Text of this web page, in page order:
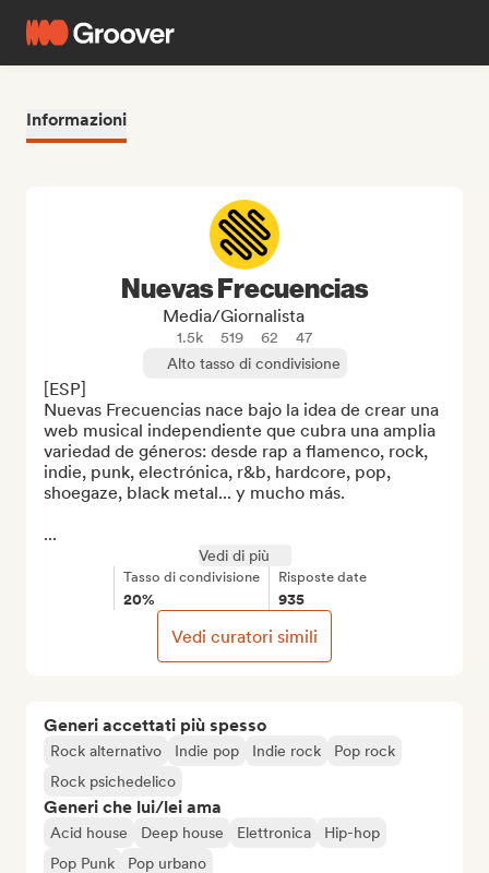
Informazioni
Generi accettati più spesso
Rock alternativo Indie pop Indie rock
Pop rock
Rock psichedelico
Generi che lui/lei ama
Acid house Deep house Elettronica
Hip-hop
Pop Punk
Pop urbano
Nuevas Frecuencias
Media/Giornalista
1.5k 519 62
47
Alto tasso di condivisione
[ESP]
Nuevas Frecuencias nace bajo la idea de crear una
web musical independiente que cubra una amplia
variedad de géneros: desde rap a flamenco, rock,
indie, punk, electrónica, r&b, hardcore, pop,
shoegaze, black metal... y mucho más.
...
Vedi di più
Tasso di condivisione
20%
Risposte date
935
Vedi curatori simili